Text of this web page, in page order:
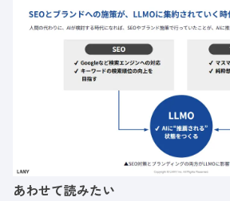
あわせて読みたい